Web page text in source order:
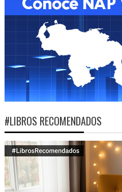
#LIBROS RECOMENDADOS